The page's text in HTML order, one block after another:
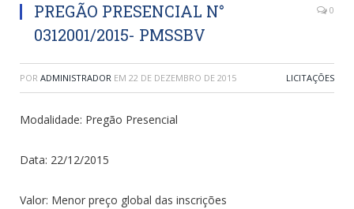
PREGÃO PRESENCIAL N°
0312001/2015- PMSSBV
0
POR ADMINISTRADOR EM 22 DE DEZEMBRO DE 2015 LICITAÇÕES
Modalidade: Pregão Presencial
Data: 22/12/2015
Valor: Menor preço global das inscrições